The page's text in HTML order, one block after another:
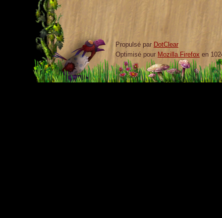
Propulsé par DotClear
Optimisé pour Mozilla Firefox en